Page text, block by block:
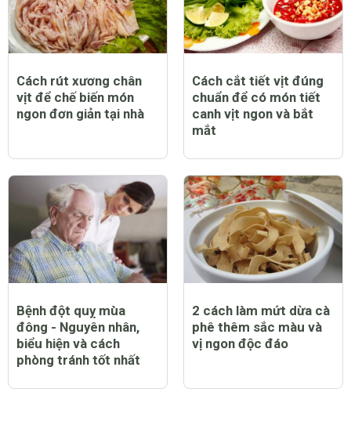
Cách rút xương chân
vịt để chế biến món
ngon đơn giản tại nhà
Cách cắt tiết vịt đúng
chuẩn để có món tiết
canh vịt ngon và bắt
mắt
Bệnh đột quỵ mùa
đông - Nguyên nhân,
biểu hiện và cách
phòng tránh tốt nhất
2 cách làm mứt dừa cà
phê thêm sắc màu và
vị ngon độc đáo